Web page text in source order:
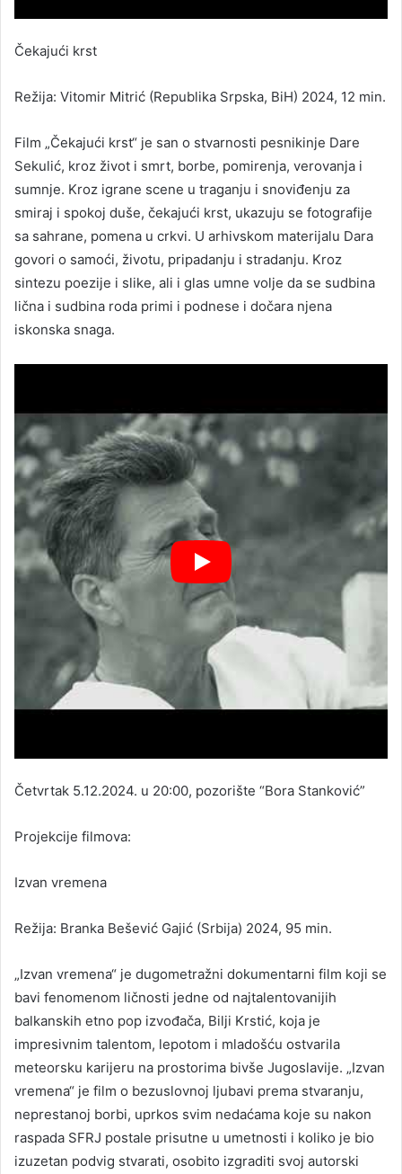
Čekajući krst
Režija: Vitomir Mitrić (Republika Srpska, BiH) 2024, 12 min.
Film „Čekajući krst“ je san o stvarnosti pesnikinje Dare
Sekulić, kroz život i smrt, borbe, pomirenja, verovanja i
sumnje. Kroz igrane scene u traganju i snoviđenju za
smiraj i spokoj duše, čekajući krst, ukazuju se fotografije
sa sahrane, pomena u crkvi. U arhivskom materijalu Dara
govori o samoći, životu, pripadanju i stradanju. Kroz
sintezu poezije i slike, ali i glas umne volje da se sudbina
lična i sudbina roda primi i podnese i dočara njena
iskonska snaga.
Četvrtak 5.12.2024. u 20:00, pozorište “Bora Stanković”
Projekcije filmova:
Izvan vremena
Režija: Branka Bešević Gajić (Srbija) 2024, 95 min.
„Izvan vremena“ je dugometražni dokumentarni film koji se
bavi fenomenom ličnosti jedne od najtalentovanijih
balkanskih etno pop izvođača, Bilji Krstić, koja je
impresivnim talentom, lepotom i mladošću ostvarila
meteorsku karijeru na prostorima bivše Jugoslavije. „Izvan
vremena“ je film o bezuslovnoj ljubavi prema stvaranju,
neprestanoj borbi, uprkos svim nedaćama koje su nakon
raspada SFRJ postale prisutne u umetnosti i koliko je bio
izuzetan podvig stvarati, osobito izgraditi svoj autorski